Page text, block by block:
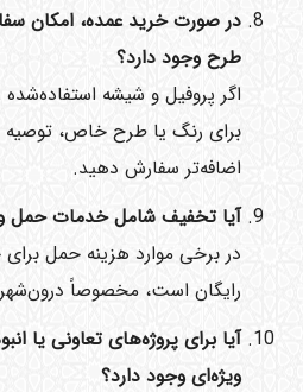
در صورت خرید عمده، امکان
طرح وجود دارد؟
اگر پروفیل و شیشه استفاده‌شده
برای رنگ یا طرح خاص،
اضافه‌تر سفارش دهید.
آیا تخفیف شامل خدمات حمل
در برخی موارد هزینه حمل
رایگان است، مخصوصاً
آیا برای پروژه‌های تعاونی یا
ویژه‌ای وجود دارد؟